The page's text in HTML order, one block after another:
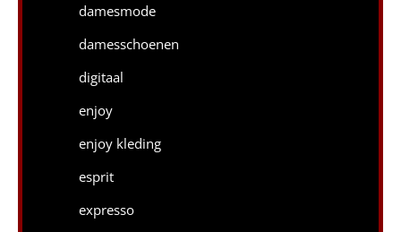
damesmode
damesschoenen
digitaal
enjoy
enjoy kleding
esprit
expresso